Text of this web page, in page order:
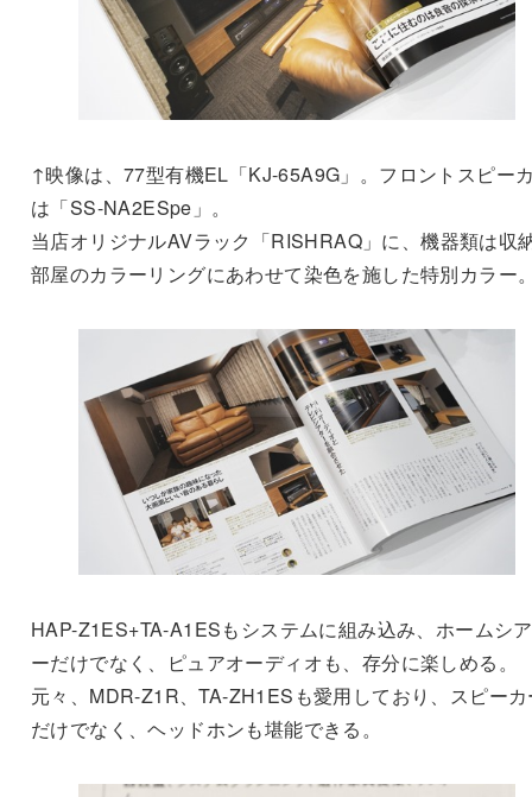
↑映像は、77型有機EL「KJ-65A9G」。フロントスピー
は「SS-NA2ESpe」。
当店オリジナルAVラック「RISHRAQ」に、機器類は収
部屋のカラーリングにあわせて染色を施した特別カラー
HAP-Z1ES+TA-A1ESもシステムに組み込み、ホームシ
ーだけでなく、ピュアオーディオも、存分に楽しめる。
元々、MDR-Z1R、TA-ZH1ESも愛用しており、スピー
だけでなく、ヘッドホンも堪能できる。